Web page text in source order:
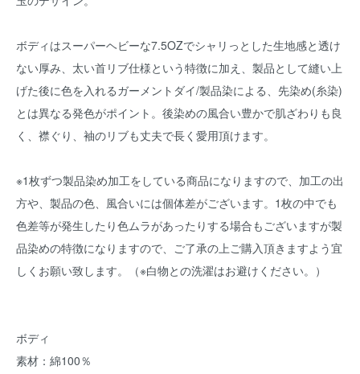
ボディはスーパーヘビーな7.5OZでシャリっとした生地感と透け
ない厚み、太い首リブ仕様という特徴に加え、製品として縫い上
げた後に色を入れるガーメントダイ/製品染による、先染め(糸染)
とは異なる発色がポイント。後染めの風合い豊かで肌ざわりも良
く、襟ぐり、袖のリブも丈夫で長く愛用頂けます。
※1枚ずつ製品染め加工をしている商品になりますので、加工の出
方や、製品の色、風合いには個体差がございます。1枚の中でも
色差等が発生したり色ムラがあったりする場合もございますが製
品染めの特徴になりますので、ご了承の上ご購入頂きますよう宜
しくお願い致します。（※白物との洗濯はお避けください。）
ボディ
素材：綿100％